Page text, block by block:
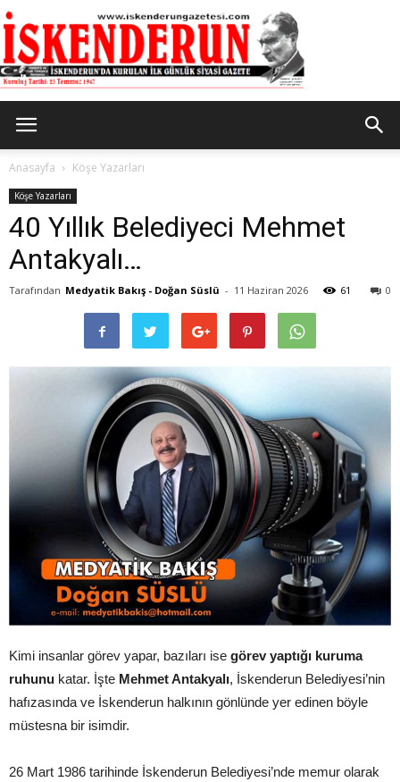
Gazetesi
Anasayfa Köşe Yazarları
Köşe Yazarları
40 Yıllık Belediyeci Mehmet
Antakyalı…
Tarafından Medyatik Bakış - Doğan Süslü - 11 Haziran 2026 0
61
Kimi insanlar görev yapar, bazıları ise görev yaptığı kuruma
ruhunu katar. İşte Mehmet Antakyalı, İskenderun Belediyesi’nin
hafızasında ve İskenderun halkının gönlünde yer edinen böyle
müstesna bir isimdir.
26 Mart 1986 tarihinde İskenderun Belediyesi’nde memur olarak